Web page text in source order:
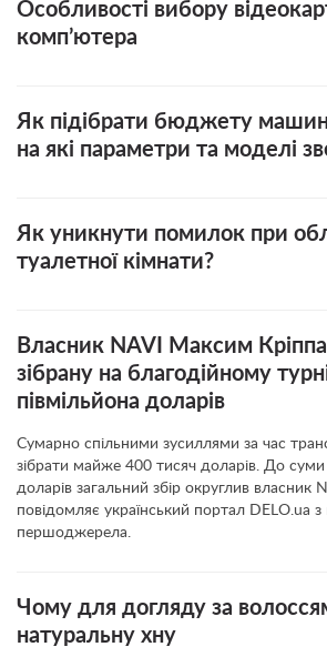
Особливості вибору
комп’ютера
Як підібрати бюджету
на які параметри та моделі
Як уникнути помилок при
туалетної кімнати?
Власник NAVI Максим
зібрану на благодійному
півмільйона доларів
Сумарно спільними зусиллями за час
зібрати майже 400 тисяч доларів. До суми
доларів загальний збір округлив власник
повідомляє український портал DELO.ua
першоджерела.
Чому для догляду за
натуральну хну